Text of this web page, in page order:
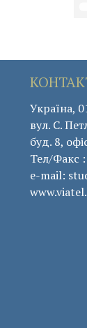
Україна,
вул. С.
буд. 8,
Тел/Факс :
e-mail: